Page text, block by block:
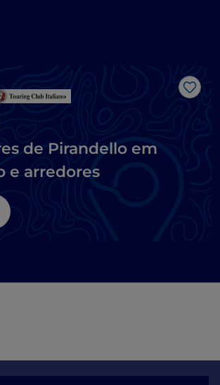
de Pirandello em
e arredores